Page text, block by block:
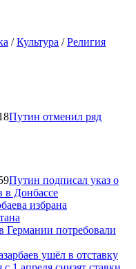
/Культура /Религия
Путин отменил ряд
Путин подписал указ о
в Донбассе
избрана
потребовали
ушёл в отставку